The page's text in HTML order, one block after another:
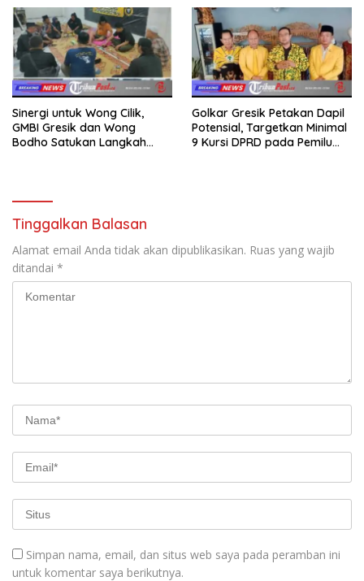
Sinergi untuk Wong Cilik,
GMBI Gresik dan Wong
Bodho Satukan Langkah
Golkar Gresik Petakan Dapil
Potensial, Targetkan Minimal
9 Kursi DPRD pada Pemilu
Tinggalkan Balasan
Alamat email Anda tidak akan dipublikasikan. Ruas yang wajib
ditandai *
Simpan nama, email, dan situs web saya pada peramban ini
untuk komentar saya berikutnya.